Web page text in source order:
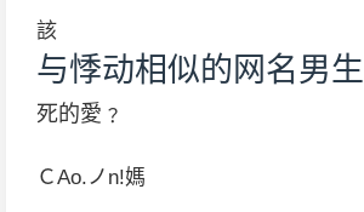
該
与悸动相似的网名男生
死的愛﹖
ＣAo.ノn!媽